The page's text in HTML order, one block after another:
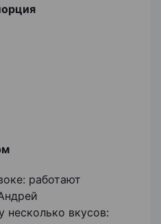
работают
вкусов: